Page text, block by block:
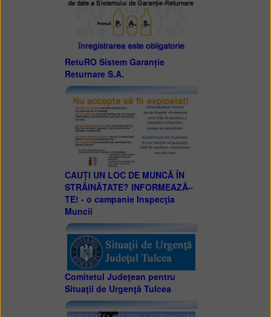
RetuRO Sistem Garanție
Returnare S.A.
CAUȚI UN LOC DE MUNCĂ ÎN
STRĂINĂTATE? INFORMEAZĂ–
TE! - o campanie Inspecţia
Muncii
Comitetul Judeţean pentru
Situaţii de Urgenţă Tulcea